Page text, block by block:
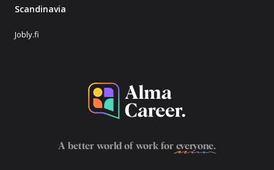
Scandinavia
Jobly.fi
A better world of work for everyone.